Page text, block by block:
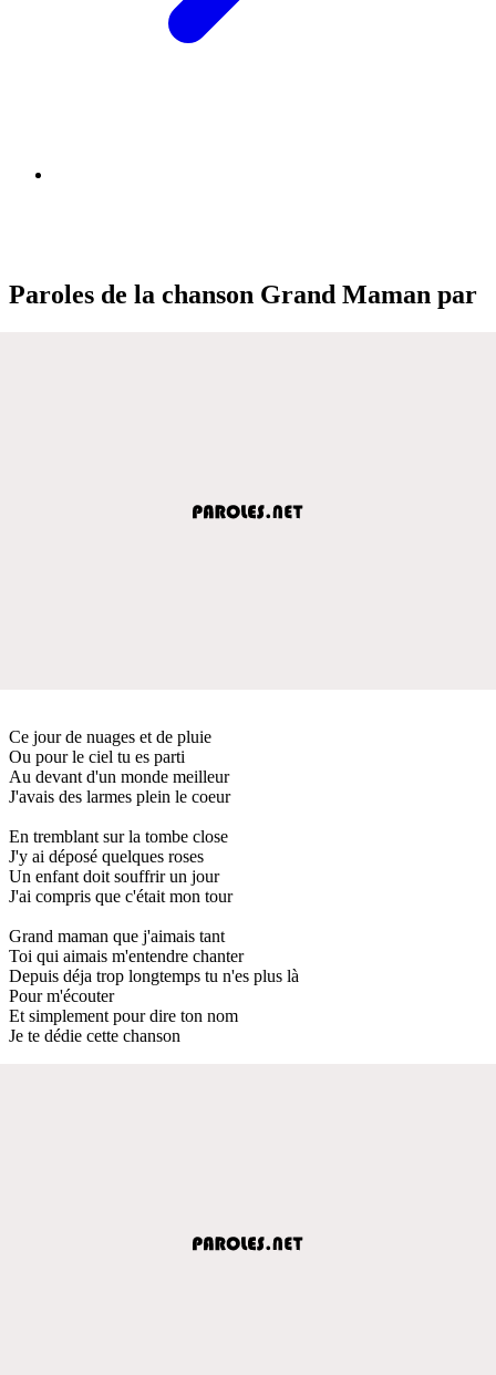
Paroles de la chanson Grand Maman par
Ce jour de nuages et de pluie
Ou pour le ciel tu es parti
Au devant d'un monde meilleur
J'avais des larmes plein le coeur
En tremblant sur la tombe close
J'y ai déposé quelques roses
Un enfant doit souffrir un jour
J'ai compris que c'était mon tour
Grand maman que j'aimais tant
Toi qui aimais m'entendre chanter
Depuis déja trop longtemps tu n'es plus là
Pour m'écouter
Et simplement pour dire ton nom
Je te dédie cette chanson